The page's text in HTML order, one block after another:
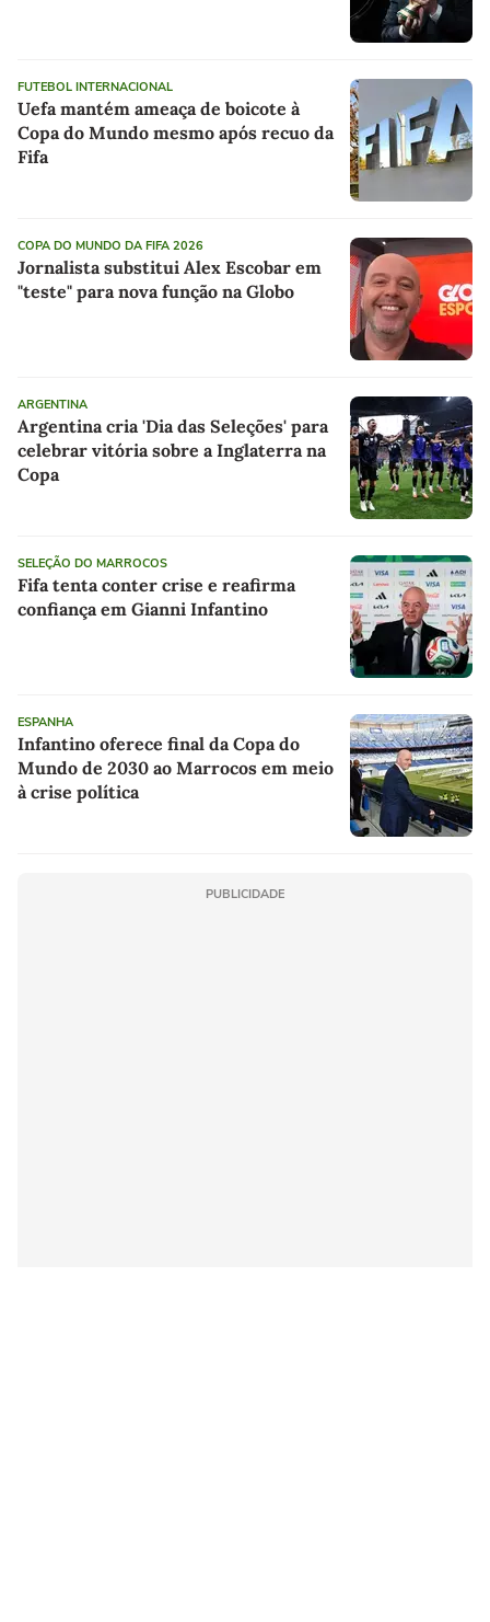
FUTEBOL INTERNACIONAL
Uefa mantém ameaça de boicote à
Copa do Mundo mesmo após recuo da
Fifa
COPA DO MUNDO DA FIFA 2026
Jornalista substitui Alex Escobar em
"teste" para nova função na Globo
ARGENTINA
Argentina cria 'Dia das Seleções' para
celebrar vitória sobre a Inglaterra na
Copa
SELEÇÃO DO MARROCOS
Fifa tenta conter crise e reafirma
confiança em Gianni Infantino
ESPANHA
Infantino oferece final da Copa do
Mundo de 2030 ao Marrocos em meio
à crise política
PUBLICIDADE